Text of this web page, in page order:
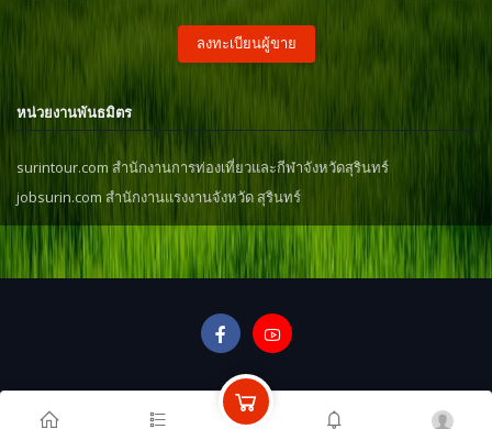
ลงทะเบียนผู้ขาย
หน่วยงานพันธมิตร
surintour.com สำนักงานการท่องเที่ยวและกีฬาจังหวัดสุรินทร์
jobsurin.com สำนักงานแรงงานจังหวัด สุรินทร์